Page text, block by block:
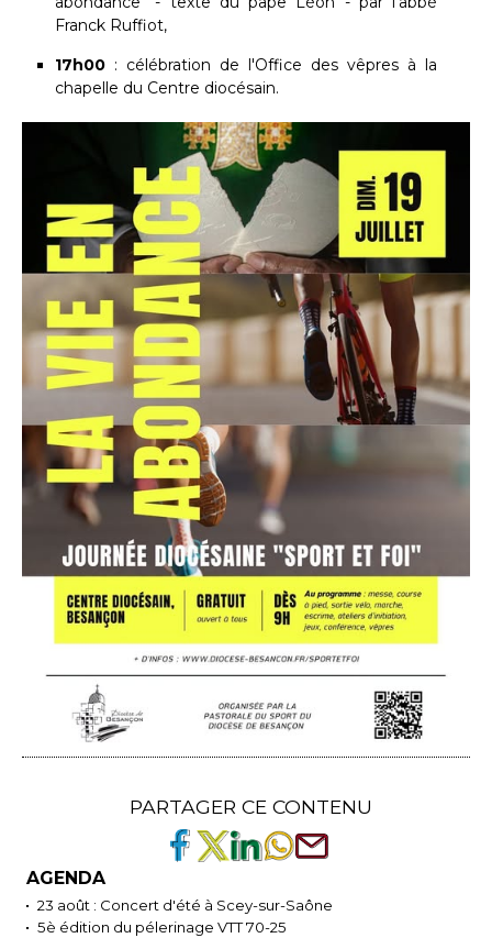
Franck Ruffiot,
17h00 : célébration de l'Office des vêpres à la
chapelle du Centre diocésain.
PARTAGER CE CONTENU
AGENDA
23 août : Concert d'été à Scey-sur-Saône
5è édition du pélerinage VTT 70-25